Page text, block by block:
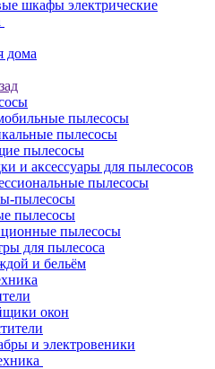
шкафы электрические
дома
пылесосы
пылесосы
пылесосы
и аксессуары для пылесосов
пылесосы
пылесосы
пылесосы
пылесосы
для пылесоса
и бельём
окон
и электровеники